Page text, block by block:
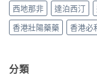
中
西地那非
達泊西汀
香港壯陽藥藥
香港必
分類